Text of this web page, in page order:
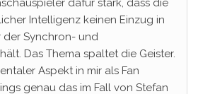
dafür stark, dass die
Intelligenz keinen Einzug in
der Synchron- und
Das Thema spaltet die Geister.
Aspekt in mir als Fan
genau das im Fall von Stefan